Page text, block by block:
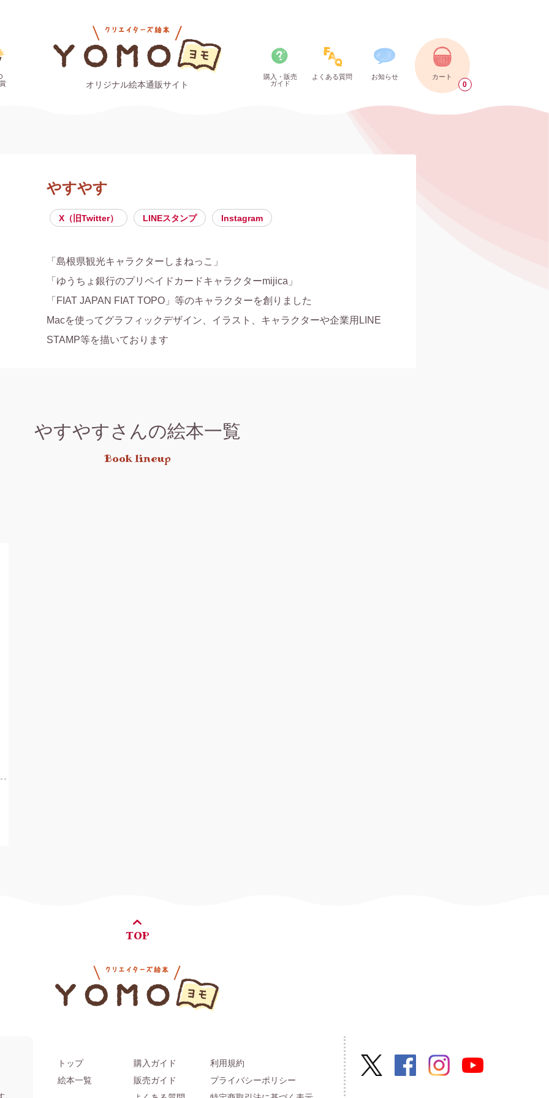
オリジナル絵本通販サイト
購入・販売
ガイド
よくある質問 お知らせ カート
0
やすやす
X（旧Twitter） LINEスタンプ Instagram
「島根県観光キャラクターしまねっこ」
「ゆうちょ銀行のプリペイドカードキャラクターmijica」
「FIAT JAPAN FIAT TOPO」等のキャラクターを創りました
Macを使ってグラフィックデザイン、イラスト、キャラクターや企業用LINE
STAMP等を描いております
やすやすさんの絵本一覧
Book lineup
TOP
トップ
絵本一覧
購入ガイド
販売ガイド
利用規約
プライバシーポリシー